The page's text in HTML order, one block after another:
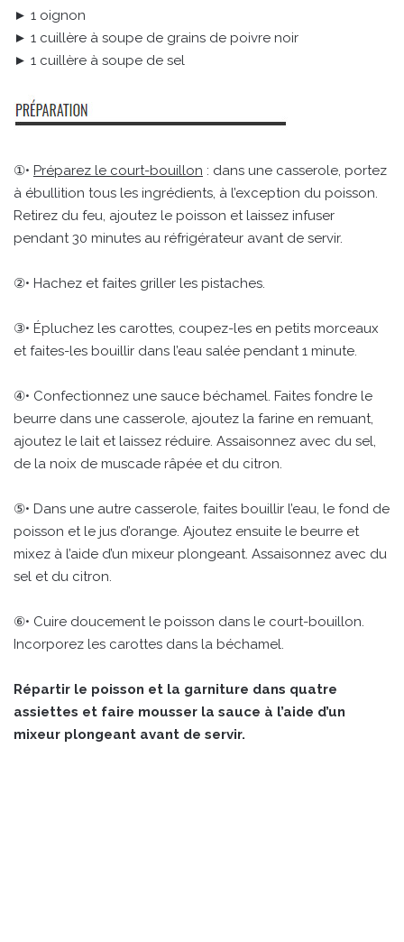
► 1 oignon
► 1 cuillère à soupe de grains de poivre noir
► 1 cuillère à soupe de sel
①• Préparez le court-bouillon : dans une casserole, portez
à ébullition tous les ingrédients, à l’exception du poisson.
Retirez du feu, ajoutez le poisson et laissez infuser
pendant 30 minutes au réfrigérateur avant de servir.
②• Hachez et faites griller les pistaches.
③• Épluchez les carottes, coupez-les en petits morceaux
et faites-les bouillir dans l’eau salée pendant 1 minute.
④• Confectionnez une sauce béchamel. Faites fondre le
beurre dans une casserole, ajoutez la farine en remuant,
ajoutez le lait et laissez réduire. Assaisonnez avec du sel,
de la noix de muscade râpée et du citron.
⑤• Dans une autre casserole, faites bouillir l’eau, le fond de
poisson et le jus d’orange. Ajoutez ensuite le beurre et
mixez à l’aide d’un mixeur plongeant. Assaisonnez avec du
sel et du citron.
⑥• Cuire doucement le poisson dans le court-bouillon.
Incorporez les carottes dans la béchamel.
Répartir le poisson et la garniture dans quatre
assiettes et faire mousser la sauce à l’aide d’un
mixeur plongeant avant de servir.